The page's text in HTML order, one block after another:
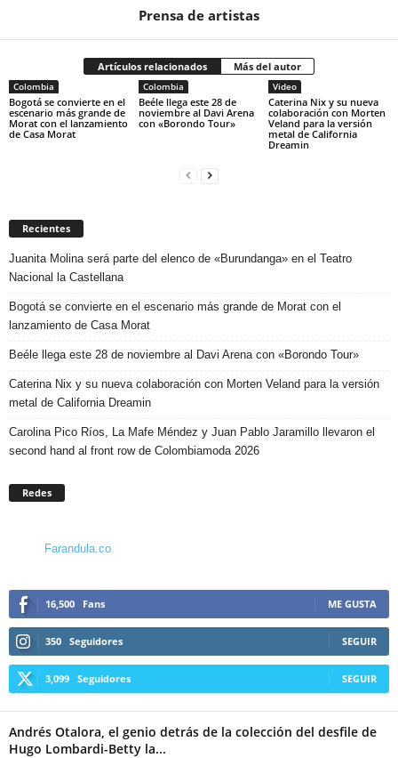
Prensa de artistas
Artículos relacionados Más del autor
Colombia
Bogotá se convierte en el
escenario más grande de
Morat con el lanzamiento
de Casa Morat
Colombia
Beéle llega este 28 de
noviembre al Davi Arena
con «Borondo Tour»
Video
Caterina Nix y su nueva
colaboración con Morten
Veland para la versión
metal de California
Dreamin
Recientes
Juanita Molina será parte del elenco de «Burundanga» en el Teatro
Nacional la Castellana
Bogotá se convierte en el escenario más grande de Morat con el
lanzamiento de Casa Morat
Beéle llega este 28 de noviembre al Davi Arena con «Borondo Tour»
Caterina Nix y su nueva colaboración con Morten Veland para la versión
metal de California Dreamin
Carolina Pico Ríos, La Mafe Méndez y Juan Pablo Jaramillo llevaron el
second hand al front row de Colombiamoda 2026
Redes
Farandula.co
16,500 Fans ME GUSTA
350 Seguidores SEGUIR
3,099 Seguidores SEGUIR
Andrés Otalora, el genio detrás de la colección del desfile de
Hugo Lombardi-Betty la...